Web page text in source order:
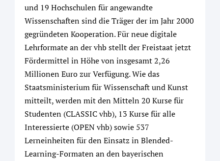
und 19 Hochschulen für angewandte
Wissenschaften sind die Träger der im Jahr 2000
gegründeten Kooperation. Für neue digitale
Lehrformate an der vhb stellt der Freistaat jetzt
Fördermittel in Höhe von insgesamt 2,26
Millionen Euro zur Verfügung. Wie das
Staatsministerium für Wissenschaft und Kunst
mitteilt, werden mit den Mitteln 20 Kurse für
Studenten (CLASSIC vhb), 13 Kurse für alle
Interessierte (OPEN vhb) sowie 537
Lerneinheiten für den Einsatz in Blended-
Learning-Formaten an den bayerischen